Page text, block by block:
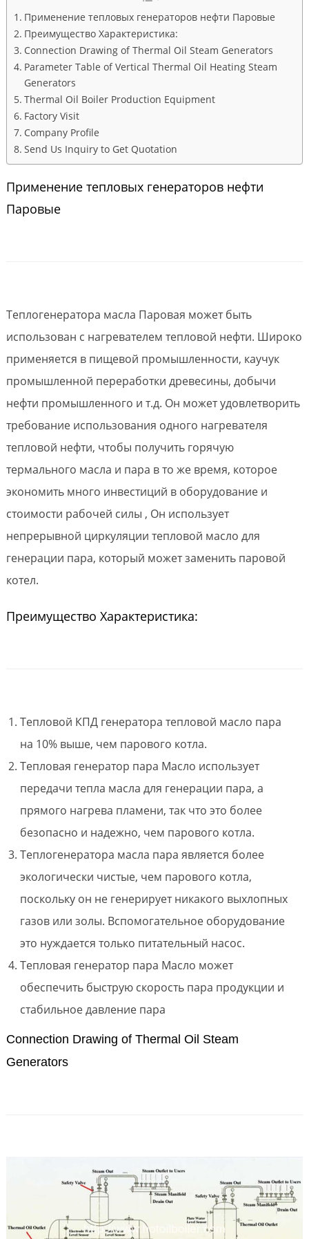
Применение тепловых генераторов нефти Паровые
Преимущество Характеристика:
Connection Drawing of Thermal Oil Steam Generators
Parameter Table of Vertical Thermal Oil Heating Steam
Generators
Thermal Oil Boiler Production Equipment
Factory Visit
Company Profile
Send Us Inquiry to Get Quotation
Применение тепловых генераторов нефти
Паровые
Теплогенератора масла Паровая может быть
использован с нагревателем тепловой нефти. Широко
применяется в пищевой промышленности, каучук
промышленной переработки древесины, добычи
нефти промышленного и т.д. Он может удовлетворить
требование использования одного нагревателя
тепловой нефти, чтобы получить горячую
термального масла и пара в то же время, которое
экономить много инвестиций в оборудование и
стоимости рабочей силы , Он использует
непрерывной циркуляции тепловой масло для
генерации пара, который может заменить паровой
котел.
Преимущество Характеристика:
Тепловой КПД генератора тепловой масло пара
на 10% выше, чем парового котла.
Тепловая генератор пара Масло использует
передачи тепла масла для генерации пара, а
прямого нагрева пламени, так что это более
безопасно и надежно, чем парового котла.
Теплогенератора масла пара является более
экологически чистые, чем парового котла,
поскольку он не генерирует никакого выхлопных
газов или золы. Вспомогательное оборудование
это нуждается только питательный насос.
Тепловая генератор пара Масло может
обеспечить быструю скорость пара продукции и
стабильное давление пара
Connection Drawing of Thermal Oil Steam
Generators